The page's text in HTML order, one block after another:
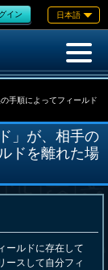
イン 日本語
手順によってフィールド
」が、相手の
ドを離れた場
ールドに存在して
ースして自分フィ